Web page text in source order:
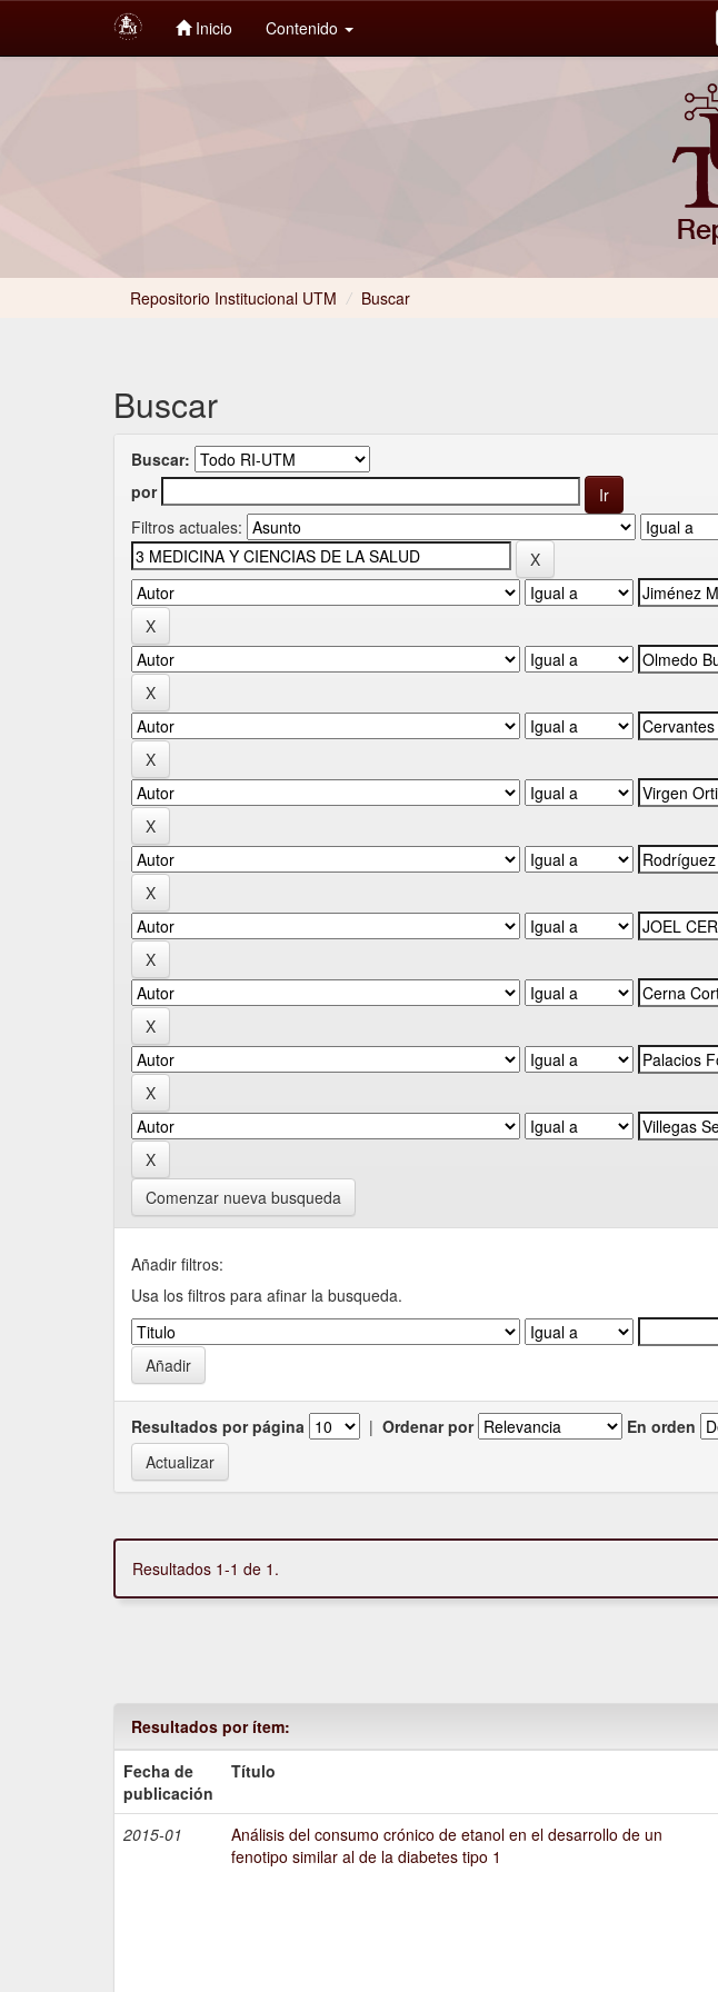
Inicio Contenido
Repositorio Institucional UTM / Buscar
Buscar
Buscar:
por
Filtros actuales:
Comenzar nueva busqueda
Añadir filtros:
Usa los filtros para afinar la busqueda.
Resultados por página | Ordenar por En orden
Resultados 1-1 de 1.
Resultados por ítem:
Fecha de
publicación
Título
2015-01
Análisis del consumo crónico de etanol en el desarrollo de un
fenotipo similar al de la diabetes tipo 1